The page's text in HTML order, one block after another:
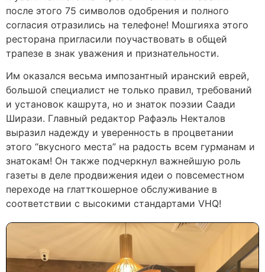
после этого 75 символов одобрения и полного
согласия отразились на телефоне! Мошгияха этого
ресторана пригласили поучаствовать в общей
трапезе в знак уважения и признательности.
Им оказался весьма импозантный иранский еврей,
большой специалист не только правил, требований
и установок кашрута, но и знаток поэзии Саади
Ширази. Главный редактор Рафаэль Некталов
выразил надежду и уверенность в процветании
этого “вкусного места” на радость всем гурманам и
знатокам! Он также подчеркнул важнейшую роль
газеты в деле продвижения идеи о повсеместном
переходе на глатткошерное обслуживание в
соответствии с высокими стандартами VHQ!